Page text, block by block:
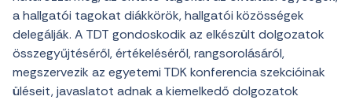
a hallgatói tagokat diákkörök, hallgatói közösségek
delegálják. A TDT gondoskodik az elkészült dolgozatok
összegyűjtéséről, értékeléséről, rangsorolásáról,
megszervezik az egyetemi TDK konferencia szekcióinak
üléseit, javaslatot adnak a kiemelkedő dolgozatok